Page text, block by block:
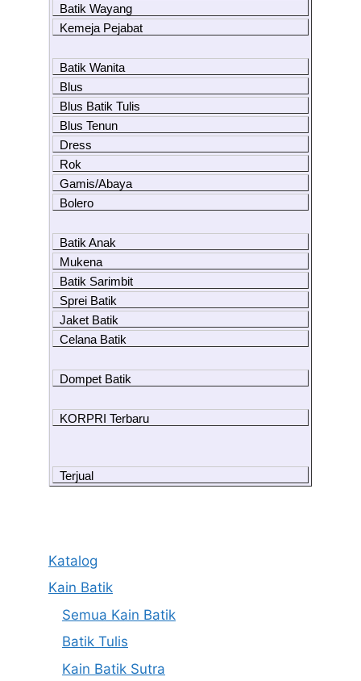
Batik Wayang
Kemeja Pejabat
Batik Wanita
Blus
Blus Batik Tulis
Blus Tenun
Dress
Rok
Gamis/Abaya
Bolero
Batik Anak
Mukena
Batik Sarimbit
Sprei Batik
Jaket Batik
Celana Batik
Dompet Batik
KORPRI Terbaru
Terjual
Katalog
Kain Batik
Semua Kain Batik
Batik Tulis
Kain Batik Sutra